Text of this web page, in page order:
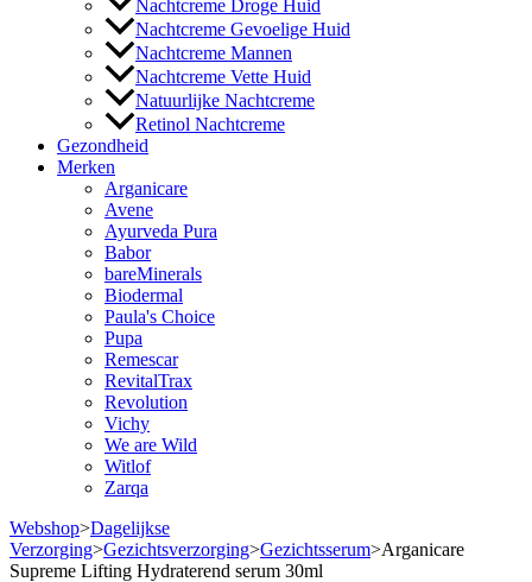
Nachtcreme Droge Huid
Nachtcreme Gevoelige Huid
Nachtcreme Mannen
Nachtcreme Vette Huid
Natuurlijke Nachtcreme
Retinol Nachtcreme
Gezondheid
Merken
Arganicare
Avene
Ayurveda Pura
Babor
bareMinerals
Biodermal
Paula's Choice
Pupa
Remescar
RevitalTrax
Revolution
Vichy
We are Wild
Witlof
Zarqa
Webshop>Dagelijkse
Verzorging>Gezichtsverzorging>Gezichtsserum>Arganicare
Supreme Lifting Hydraterend serum 30ml